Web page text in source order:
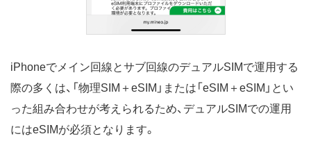
iPhoneでメイン回線とサブ回線のデュアルSIMで運用する
際の多くは、「物理SIM＋eSIM」または「eSIM＋eSIM」とい
った組み合わせが考えられるため、デュアルSIMでの運用
にはeSIMが必須となります。